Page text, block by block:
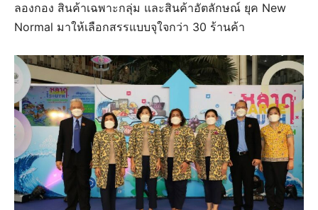
ลองกอง สินค้าเฉพาะกลุ่ม และสินค้าอัตลักษณ์ ยุค New
Normal มาให้เลือกสรรแบบจุใจกว่า 30 ร้านค้า